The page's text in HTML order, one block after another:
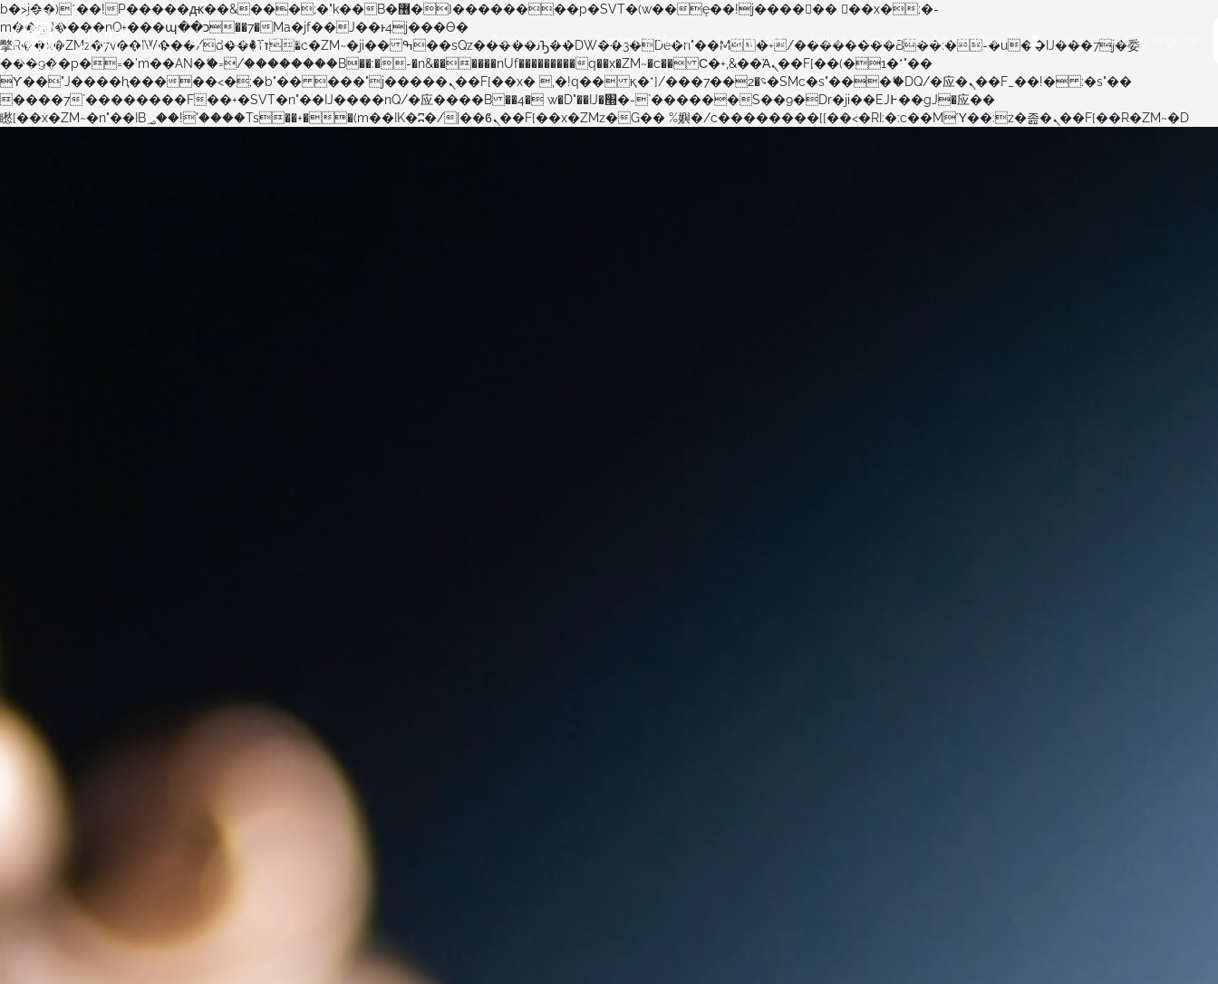
b�>j��)΄��!P�����ԫ��&���;�"k��B�޶�}��������p�SVT�(w��ę��!j������ ��x�;�-
m��@J����nQ+���պ��כ��7�Ma�jf��J��ͱ4j���Ѳ�
撆R��x�ZMz�7v��IW���/d��ٞ�Тז�c�ZM~�ji�� ߒ��sQz�����Ԡ��DW��3�De�n"��M�+/��������B��:�-�u��IJ���7j�委
���9��p�=�'m��AN�ޭ�=/��������B��:�-�n&������nUf���������q��x�ZM~�c�� Ϲ�+,&��Ὰܢ��F[��(�1�*"��
ϒ��"J����ԧ�����<�;�b"�� ���"j�����ܢ��F[��x� ,�!q�� қ�*]/���؝�2��7�SMc�s"���ޭ�DQ/�应�ܢ��F_��!� :�s"��
����7`��������F��+�SVT�n"��IJ����nQ/�应����B ��4� w�D"��IJ�׭�-`������S��9�Dr�ji��EJ߅��gJ�应��
矁[��x�ZM~�n"��IB؃��!'����Тѕ��+��(m��IK�ʭ�/|��ϐܢ��F[��x�ZMz�G�� %嬩�/c��������[[��<�RI:�:c��MΎ��:z�졾�ܢ��F[��R�ZM~�D
Página Inicial Explore o Mapa Boletim OA Voltar à Ordem dos Advogados Iniciar sessão ou